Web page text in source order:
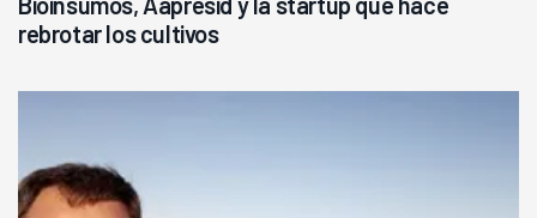
rebrotar los cultivos